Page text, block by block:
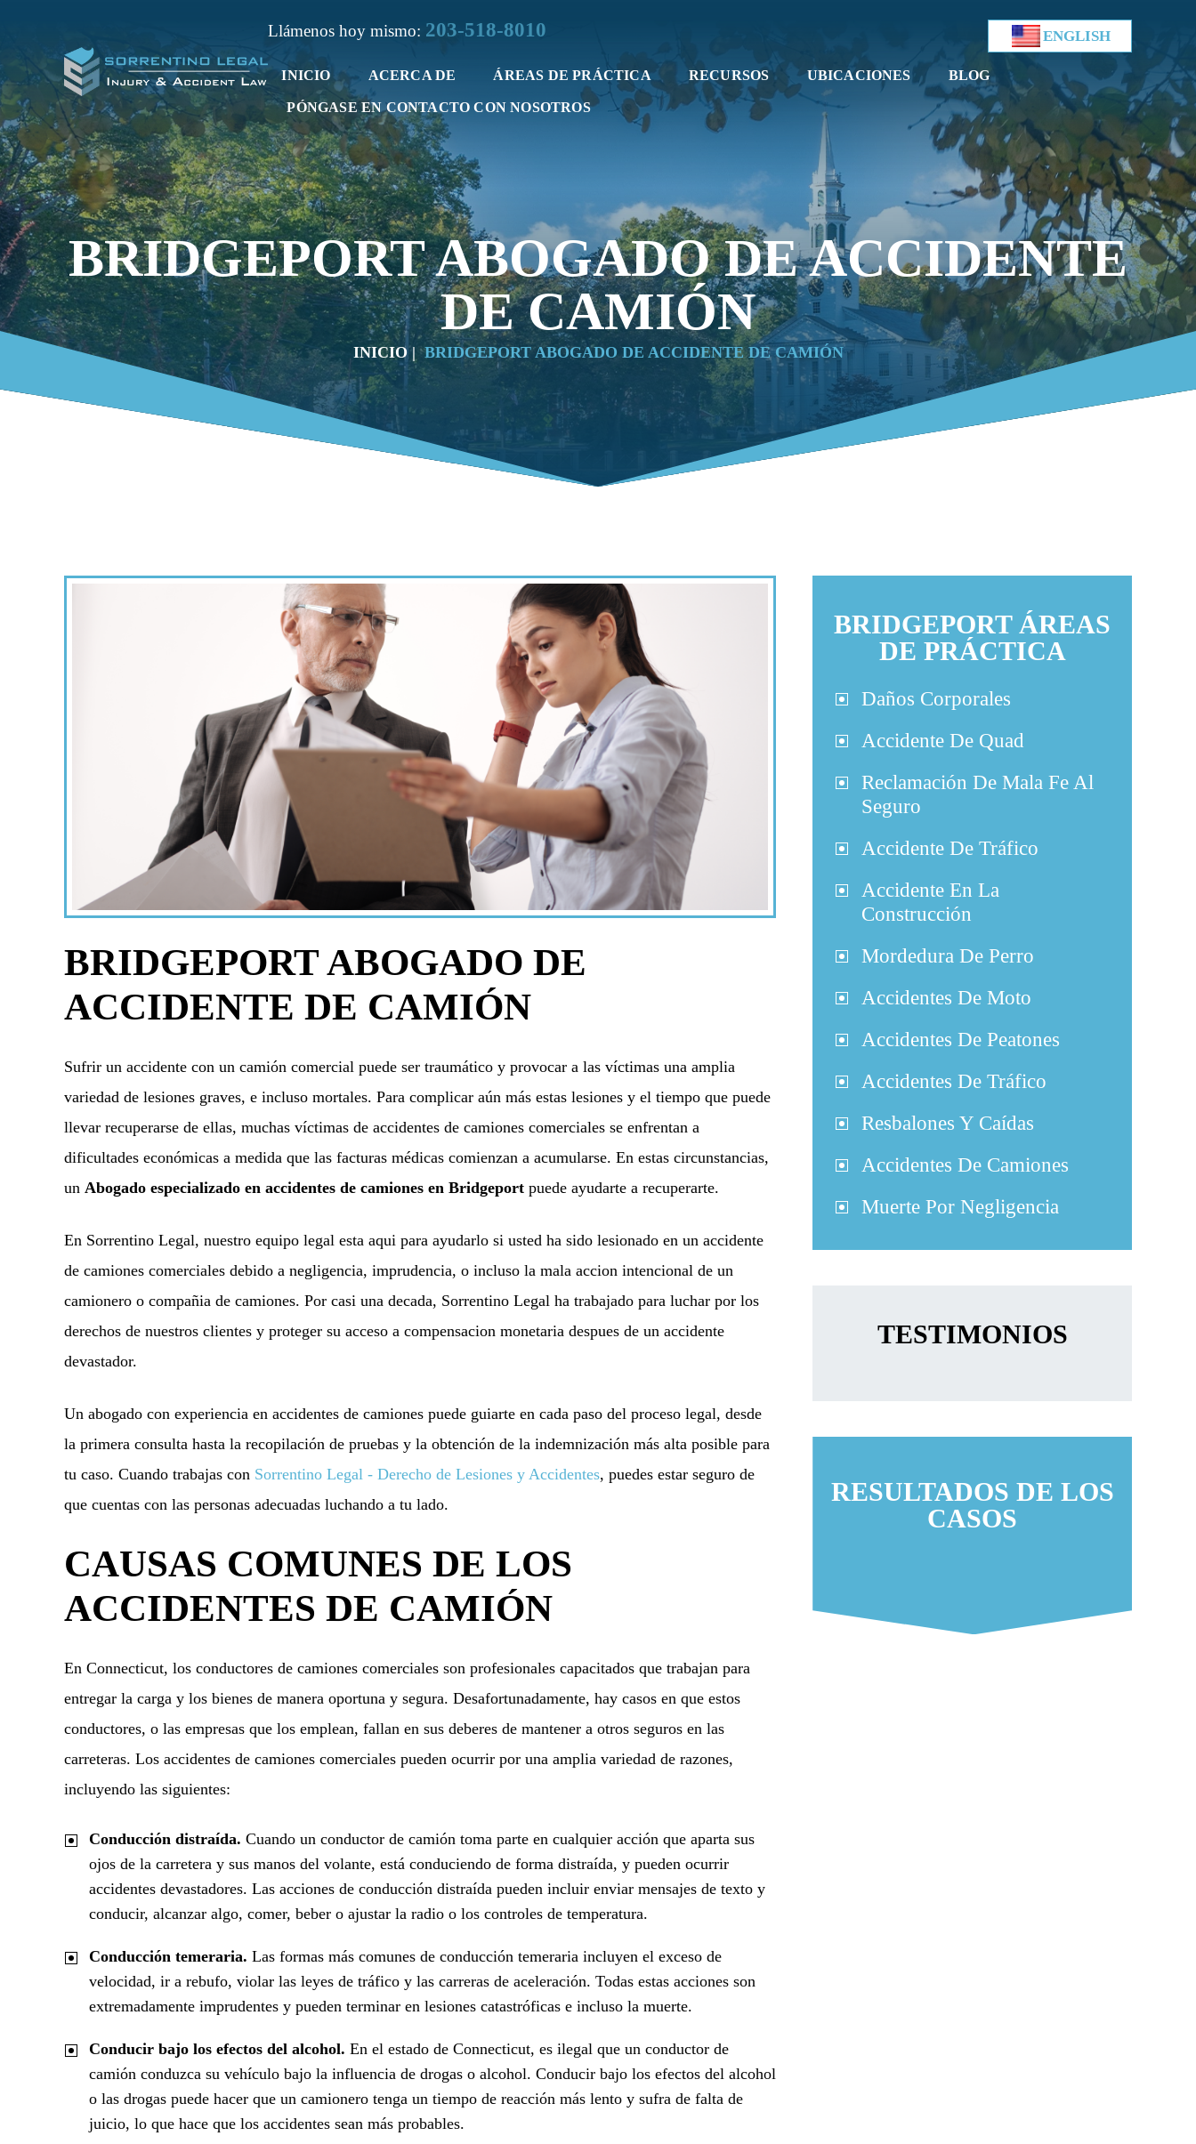
Llámenos hoy mismo: 203-518-8010 ENGLISH
INICIO ACERCA DE ÁREAS DE PRÁCTICA RECURSOS UBICACIONES BLOG
PÓNGASE EN CONTACTO CON NOSOTROS
BRIDGEPORT ABOGADO DE ACCIDENTE
DE CAMIÓN
INICIO|BRIDGEPORT ABOGADO DE ACCIDENTE DE CAMIÓN
BRIDGEPORT ABOGADO DE
ACCIDENTE DE CAMIÓN
Sufrir un accidente con un camión comercial puede ser traumático y provocar a las víctimas una amplia
variedad de lesiones graves, e incluso mortales. Para complicar aún más estas lesiones y el tiempo que puede
llevar recuperarse de ellas, muchas víctimas de accidentes de camiones comerciales se enfrentan a
dificultades económicas a medida que las facturas médicas comienzan a acumularse. En estas circunstancias,
un Abogado especializado en accidentes de camiones en Bridgeport puede ayudarte a recuperarte.
En Sorrentino Legal, nuestro equipo legal esta aqui para ayudarlo si usted ha sido lesionado en un accidente
de camiones comerciales debido a negligencia, imprudencia, o incluso la mala accion intencional de un
camionero o compañia de camiones. Por casi una decada, Sorrentino Legal ha trabajado para luchar por los
derechos de nuestros clientes y proteger su acceso a compensacion monetaria despues de un accidente
devastador.
Un abogado con experiencia en accidentes de camiones puede guiarte en cada paso del proceso legal, desde
la primera consulta hasta la recopilación de pruebas y la obtención de la indemnización más alta posible para
tu caso. Cuando trabajas con Sorrentino Legal - Derecho de Lesiones y Accidentes, puedes estar seguro de
que cuentas con las personas adecuadas luchando a tu lado.
CAUSAS COMUNES DE LOS
ACCIDENTES DE CAMIÓN
En Connecticut, los conductores de camiones comerciales son profesionales capacitados que trabajan para
entregar la carga y los bienes de manera oportuna y segura. Desafortunadamente, hay casos en que estos
conductores, o las empresas que los emplean, fallan en sus deberes de mantener a otros seguros en las
carreteras. Los accidentes de camiones comerciales pueden ocurrir por una amplia variedad de razones,
incluyendo las siguientes:
Conducción distraída. Cuando un conductor de camión toma parte en cualquier acción que aparta sus
ojos de la carretera y sus manos del volante, está conduciendo de forma distraída, y pueden ocurrir
accidentes devastadores. Las acciones de conducción distraída pueden incluir enviar mensajes de texto y
conducir, alcanzar algo, comer, beber o ajustar la radio o los controles de temperatura.
Conducción temeraria. Las formas más comunes de conducción temeraria incluyen el exceso de
velocidad, ir a rebufo, violar las leyes de tráfico y las carreras de aceleración. Todas estas acciones son
extremadamente imprudentes y pueden terminar en lesiones catastróficas e incluso la muerte.
Conducir bajo los efectos del alcohol. En el estado de Connecticut, es ilegal que un conductor de
camión conduzca su vehículo bajo la influencia de drogas o alcohol. Conducir bajo los efectos del alcohol
o las drogas puede hacer que un camionero tenga un tiempo de reacción más lento y sufra de falta de
juicio, lo que hace que los accidentes sean más probables.
BRIDGEPORT ÁREAS
DE PRÁCTICA
Daños Corporales
Accidente De Quad
Reclamación De Mala Fe Al
Seguro
Accidente De Tráfico
Accidente En La
Construcción
Mordedura De Perro
Accidentes De Moto
Accidentes De Peatones
Accidentes De Tráfico
Resbalones Y Caídas
Accidentes De Camiones
Muerte Por Negligencia
TESTIMONIOS
RESULTADOS DE LOS
CASOS